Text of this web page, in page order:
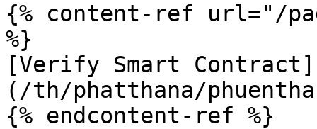
{% content-ref url="/
%}
[Verify Smart Contract]
(/th/phatthana/
{% endcontent-ref %}